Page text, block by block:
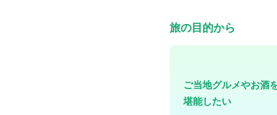
旅の目的から
ご当地グルメやお酒
堪能したい